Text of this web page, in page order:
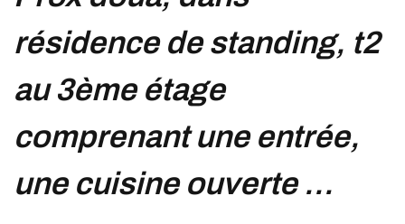
résidence de standing, t2
au 3ème étage
comprenant une entrée,
une cuisine ouverte ...